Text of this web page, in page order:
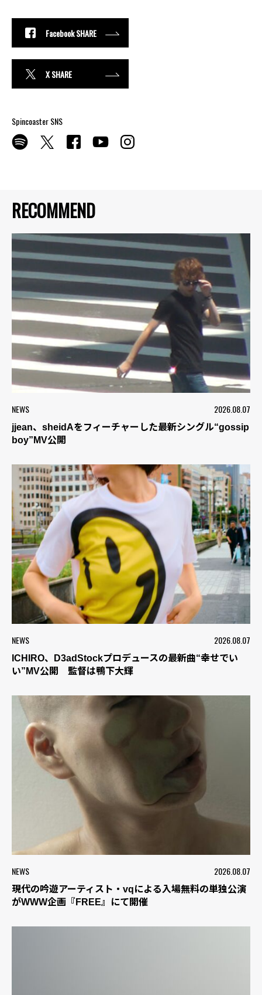
RECOMMEND
NEWS 2026.08.07
jjean、sheidAをフィーチャーした最新シングル“gossip
boy”MV公開
NEWS 2026.08.07
ICHIRO、D3adStockプロデュースの最新曲“幸せでい
い”MV公開 監督は鴨下大輝
NEWS 2026.08.07
現代の吟遊アーティスト・vqによる入場無料の単独公演
がWWW企画『FREE』にて開催
Facebook SHARE
X SHARE
Spincoaster SNS